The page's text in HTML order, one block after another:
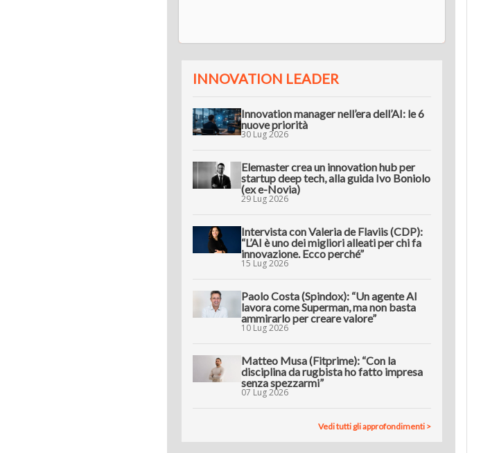
INNOVATION LEADER
Innovation manager nell’era dell’AI: le 6
nuove priorità
30 Lug 2026
Elemaster crea un innovation hub per
startup deep tech, alla guida Ivo Boniolo
(ex e-Novia)
29 Lug 2026
Intervista con Valeria de Flaviis (CDP):
“L’AI è uno dei migliori alleati per chi fa
innovazione. Ecco perché”
15 Lug 2026
Paolo Costa (Spindox): “Un agente AI
lavora come Superman, ma non basta
ammirarlo per creare valore”
10 Lug 2026
Matteo Musa (Fitprime): “Con la
disciplina da rugbista ho fatto impresa
senza spezzarmi”
07 Lug 2026
Vedi tutti gli approfondimenti >